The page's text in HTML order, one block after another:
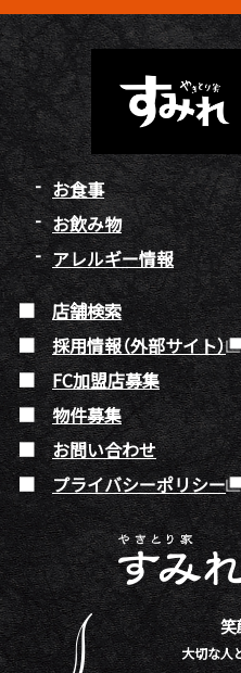
お食事
お飲み物
アレルギー情報
店舗検索
採用情報（外部サイト）
FC加盟店募集
物件募集
お問い合わせ
プライバシーポリシー
笑
大切な人